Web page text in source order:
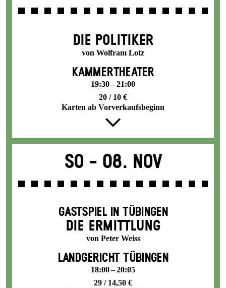
DIE POLITIKER
von Wolfram Lotz
KAMMERTHEATER
19:30 – 21:00
20 / 10 €
Karten ab Vorverkaufsbeginn
So - 08. Nov
GASTSPIEL IN TÜBINGEN
DIE ERMITTLUNG
von Peter Weiss
LANDGERICHT TÜBINGEN
18:00 – 20:05
29 / 14,50 €